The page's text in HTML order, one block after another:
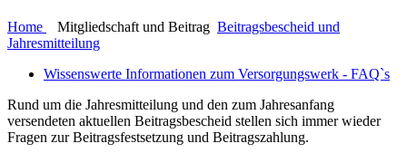
Home Mitgliedschaft und Beitrag Beitragsbescheid und
Jahresmitteilung
Wissenswerte Informationen zum Versorgungswerk - FAQ`s
Rund um die Jahresmitteilung und den zum Jahresanfang
versendeten aktuellen Beitragsbescheid stellen sich immer wieder
Fragen zur Beitragsfestsetzung und Beitragszahlung.